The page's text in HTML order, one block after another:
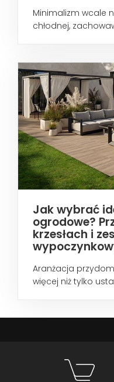
Minimalizm wcale
chłodnej,
Jak wybrać
ogrodowe?
krzesłach i
Aranżacja
więcej niż tylko